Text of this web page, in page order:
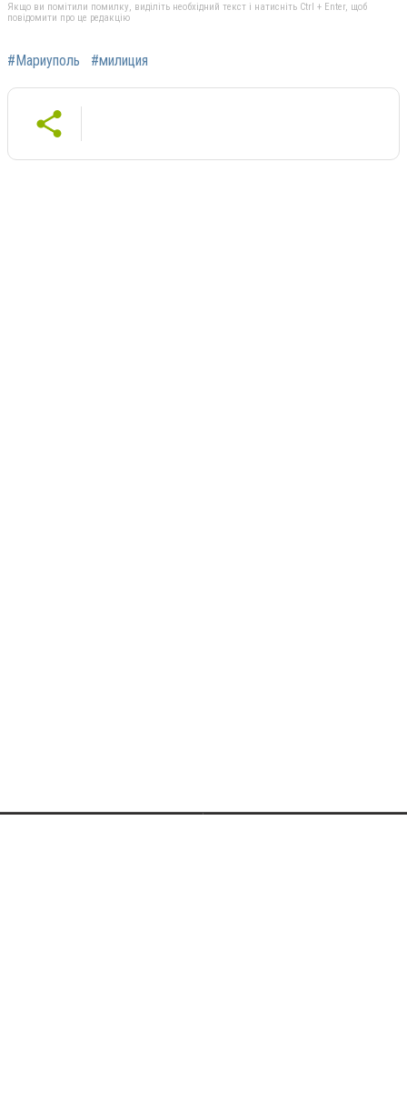
Якщо ви помітили помилку, виділіть необхідний текст і натисніть Ctrl + Enter, щоб
повідомити про це редакцію
#Мариуполь #милиция